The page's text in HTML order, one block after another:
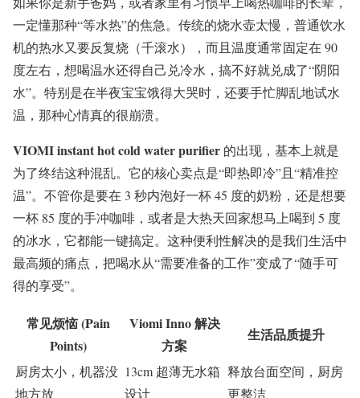
一定懂那种“等水热”的焦急。传统的烧水壶太慢，普通饮水
机的热水又要反复烧（千滚水），而且温度通常固定在 90
度左右，想喝温水还得自己兑冷水，搞不好就兑成了“阴阳
水”。特别是在半夜宝宝饿得大哭时，还要手忙脚乱地试水
温，那种心情真的很崩溃。
VIOMI instant hot cold water purifier 的出现，基本上就是
为了终结这种混乱。它的核心卖点是“即热即冷”且“精准控
温”。不管你是要在 3 秒内泡好一杯 45 度的奶粉，还是想要
一杯 85 度的手冲咖啡，或者是大热天回家想马上喝到 5 度
的冰水，它都能一键搞定。这种便利性解决的是我们生活中
最高频的痛点，把喝水从“需要准备的工作”变成了“随手可
得的享受”。
常见烦恼 (Pain
Points)
Viomi Inno 解决
方案
生活品质提升
厨房太小，机器没
地方放
13cm 超薄无水箱
设计
释放台面空间，厨房
更整洁